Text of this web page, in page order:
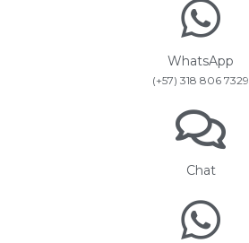
WhatsApp
(+57) 318 806 7329
Chat